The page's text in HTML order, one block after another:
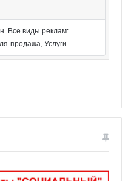
Все виды реклам:
продажа, Услуги